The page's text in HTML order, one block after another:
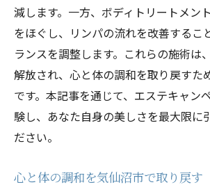
減します。一方、ボディトリートメン
をほぐし、リンパの流れを改善するこ
ランスを調整します。これらの施術は
解放され、心と体の調和を取り戻すた
です。本記事を通じて、エステキャン
験し、あなた自身の美しさを最大限に
ださい。
心と体の調和を気仙沼市で取り戻す